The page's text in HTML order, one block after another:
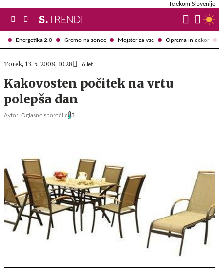
Energetika 2.0 Gremo na sonce Mojster za vse Oprema in dekor
Telekom Slovenije
Torek, 13. 5. 2008, 10.28 6 let
Kakovosten počitek na vrtu
polepša dan
Avtor: Oglasno sporočilo 3